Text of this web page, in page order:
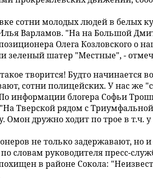
сотни молодых людей в белых
Варламов. "На на Большой
Олега Козловского о
зеленый шатер "Местные", -
творится! Будто
сотни полицейских. У нас же
информации блогера Софьи
Тверской рядом с
Омон дружно ходит по трое в т.ч. у
не только задержавают, но
словам руководителя пресс-
в районе Сокола: